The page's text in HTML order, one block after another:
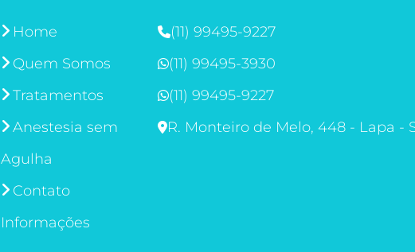
Home
Quem Somos
Tratamentos
Anestesia sem
Agulha
Contato
Informações
(11) 99495-9227
(11) 99495-3930
(11) 99495-9227
R. Monteiro de Melo, 448 - Lapa -